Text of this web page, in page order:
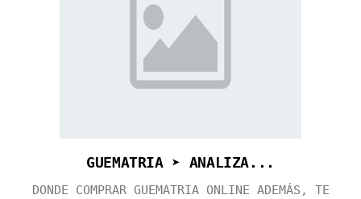
GUEMATRIA ➤ ANALIZA...
DONDE COMPRAR GUEMATRIA ONLINE ADEMÁS, TE